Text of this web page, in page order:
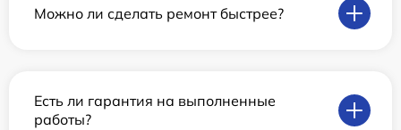
Можно ли сделать ремонт быстрее?
Есть ли гарантия на выполненные
работы?